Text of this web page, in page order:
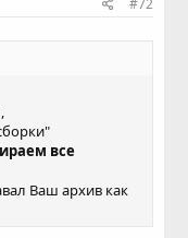
#72
все
Ваш архив как